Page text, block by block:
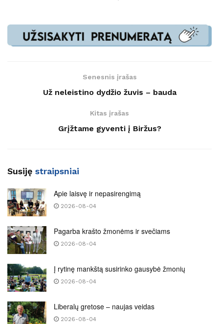
Senesnis įrašas
Už neleistino dydžio žuvis – bauda
Kitas įrašas
Grįžtame gyventi į Biržus?
Susiję straipsniai
Apie laisvę ir nepasirengimą
2026-08-04
Pagarba krašto žmonėms ir svečiams
2026-08-04
Į rytinę mankštą susirinko gausybė žmonių
2026-08-04
Liberalų gretose – naujas veidas
2026-08-04